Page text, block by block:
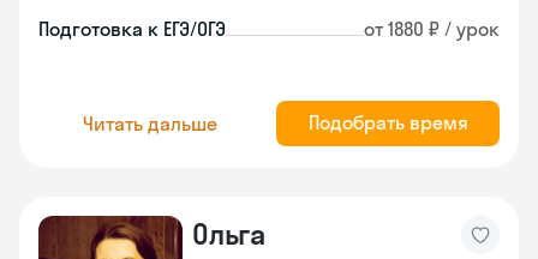
Подготовка к ЕГЭ/ОГЭ от 1880 ₽ / урок
Читать дальше Подобрать время
Ольга